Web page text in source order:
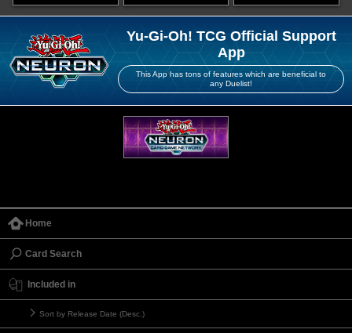
Yu-Gi-Oh! TCG Official Support
App
This App has tons of features which are beneficial to
any Duelist!
Home
Card Search
Included in
Sort by Release Date (Desc.)